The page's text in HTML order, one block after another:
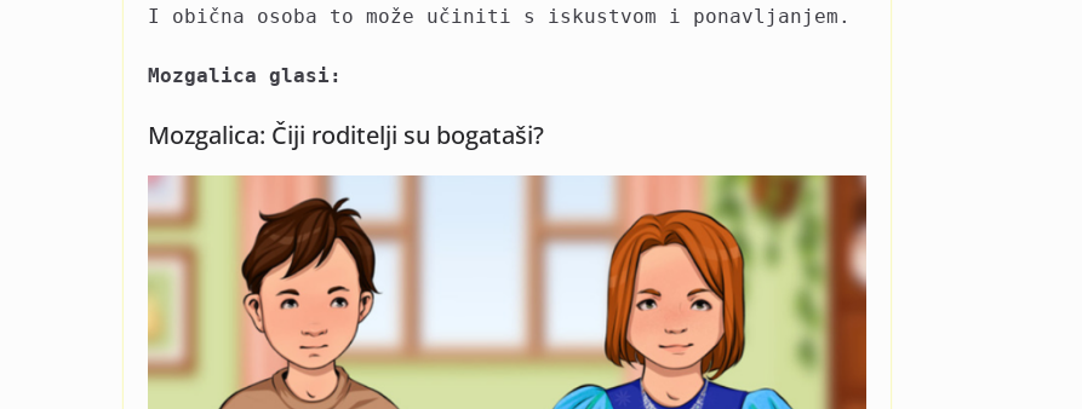
I obična osoba to može učiniti s iskustvom i ponavljanjem.
Mozgalica glasi:
Mozgalica: Čiji roditelji su bogataši?